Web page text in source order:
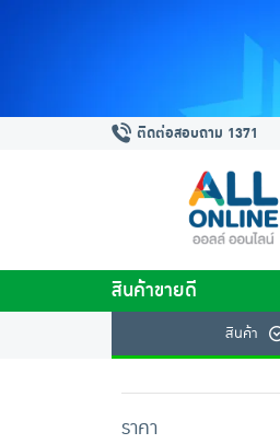
ติดต่อสอบถาม 1371
สินค้าขายดี
สินค้า
ราคา